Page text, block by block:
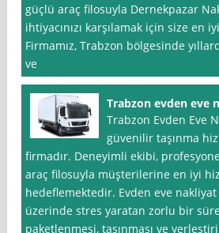
güçlü araç filosuyla Dernekpazar
ihtiyacınızı karşılamak için size en
Firmamız, Trabzon bölgesinde
ve
Trabzon evden eve
Trabzon Evden Eve
güvenilir taşınma
firmadır. Deneyimli ekibi,
araç filosuyla müşterilerine en iyi
hedeflemektedir. Evden eve
üzerinde stres yaratan zorlu bir
paketlenmesi, taşınması ve